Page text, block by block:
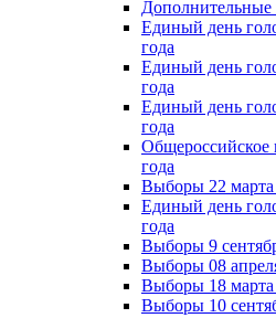
Дополнительные
Единый день
года
Единый день
года
Единый день
года
Общероссийское
года
Выборы 22 марта
Единый день
года
Выборы 9
Выборы 08
Выборы 18
Выборы 10